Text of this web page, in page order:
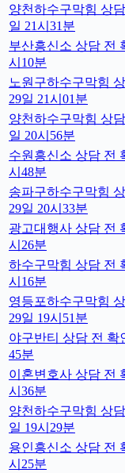
양천하수구막힘 상
일 21시31분
부산흥신소 상담 전
시10분
노원구하수구막힘
29일 21시01분
양천하수구막힘 상
일 20시56분
수원흥신소 상담 전
시48분
송파구하수구막힘
29일 20시33분
광고대행사 상담 전
시26분
하수구막힘 상담 전
시16분
영등포하수구막힘
29일 19시51분
야구반티 상담 전 확
45분
이혼변호사 상담 전
시36분
양천하수구막힘 상
일 19시29분
용인흥신소 상담 전
시25분